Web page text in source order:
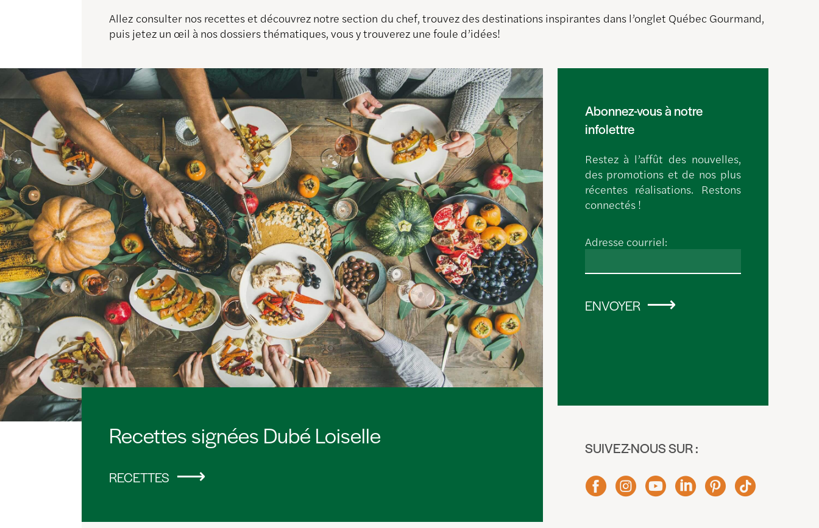
Allez consulter nos recettes et découvrez notre section du chef, trouvez des destinations inspirantes dans l’onglet Québec Gourmand,
puis jetez un œil à nos dossiers thématiques, vous y trouverez une foule d’idées!
Recettes signées Dubé Loiselle
RECETTES
Abonnez-vous à notre
infolettre
Restez à l’affût des nouvelles,
des promotions et de nos plus
récentes réalisations. Restons
connectés !
Adresse courriel:
ENVOYER
SUIVEZ-NOUS SUR :